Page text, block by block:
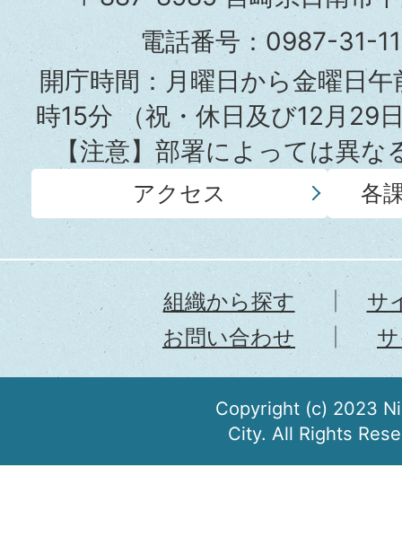
役
所
電話番号：0987-31-
開庁時間：月曜日から金曜日
時15分（祝・休日及び12月29
【注意】部署によっては異
アクセス 各
組織から探す
サ
お問い合わせ
Copyright (c) 2023
City. All Rights